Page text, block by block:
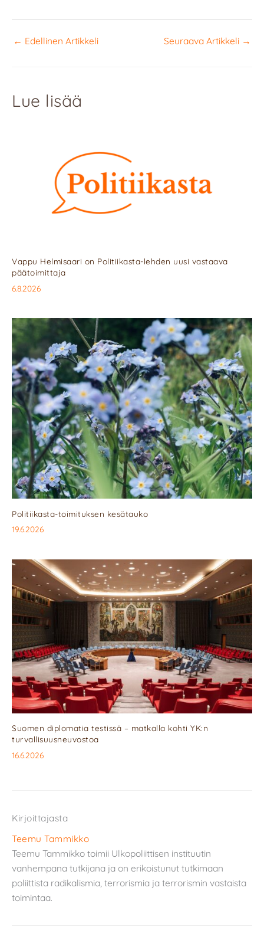
← Edellinen Artikkeli Seuraava Artikkeli →
Lue lisää
Vappu Helmisaari on Politiikasta-lehden uusi vastaava
päätoimittaja
6.8.2026
Politiikasta-toimituksen kesätauko
19.6.2026
Suomen diplomatia testissä – matkalla kohti YK:n
turvallisuusneuvostoa
16.6.2026
Kirjoittajasta
Teemu Tammikko
Teemu Tammikko toimii Ulkopoliittisen instituutin
vanhempana tutkijana ja on erikoistunut tutkimaan
poliittista radikalismia, terrorismia ja terrorismin vastaista
toimintaa.